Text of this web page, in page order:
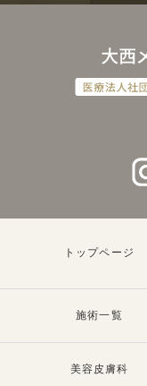
トップページ
施術一覧
美容皮膚科